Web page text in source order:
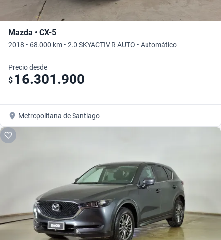
Mazda • CX-5
2018 • 68.000 km • 2.0 SKYACTIV R AUTO • Automático
Precio desde
$ 16.301.900
Metropolitana de Santiago